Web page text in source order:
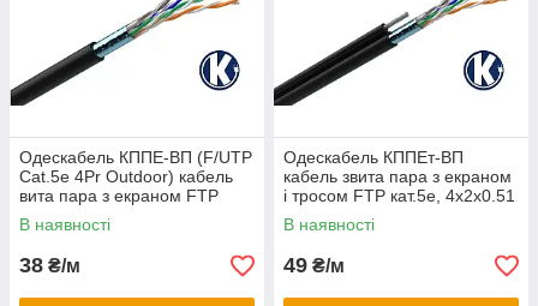
Одескабель КППЕ-ВП (F/UTP
Cat.5e 4Pr Outdoor) кабель
вита пара з екраном FTP
кат.5е, 4х2х0.51 (мідь)
В наявності
38 ₴/м
Одескабель КППЕт-ВП
кабель звита пара з екраном
і тросом FTP кат.5е, 4х2х0.51
(мідь)
В наявності
49 ₴/м